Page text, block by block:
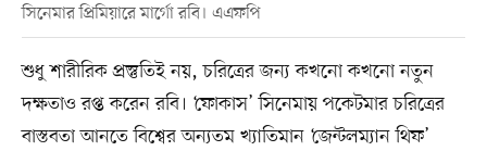
সিনেমার প্রিমিয়ারে মার্গো রবি। এএফপি
শুধু শারীরিক প্রস্তুতিই নয়, চরিত্রের জন্য কখনো কখনো নতুন
দক্ষতাও রপ্ত করেন রবি। ‘ফোকাস’ সিনেমায় পকেটমার চরিত্রের
বাস্তবতা আনতে বিশ্বের অন্যতম খ্যাতিমান ‘জেন্টলম্যান থিফ’